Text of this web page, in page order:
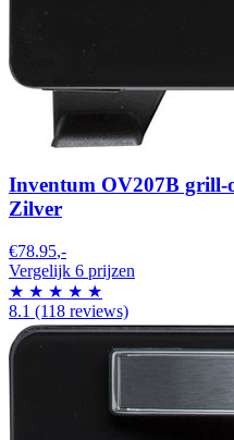
Inventum OV207B grill-
Zilver
€78.95,-
Vergelijk 6 prijzen
★ ★ ★ ★ ★
8.1 (118 reviews)